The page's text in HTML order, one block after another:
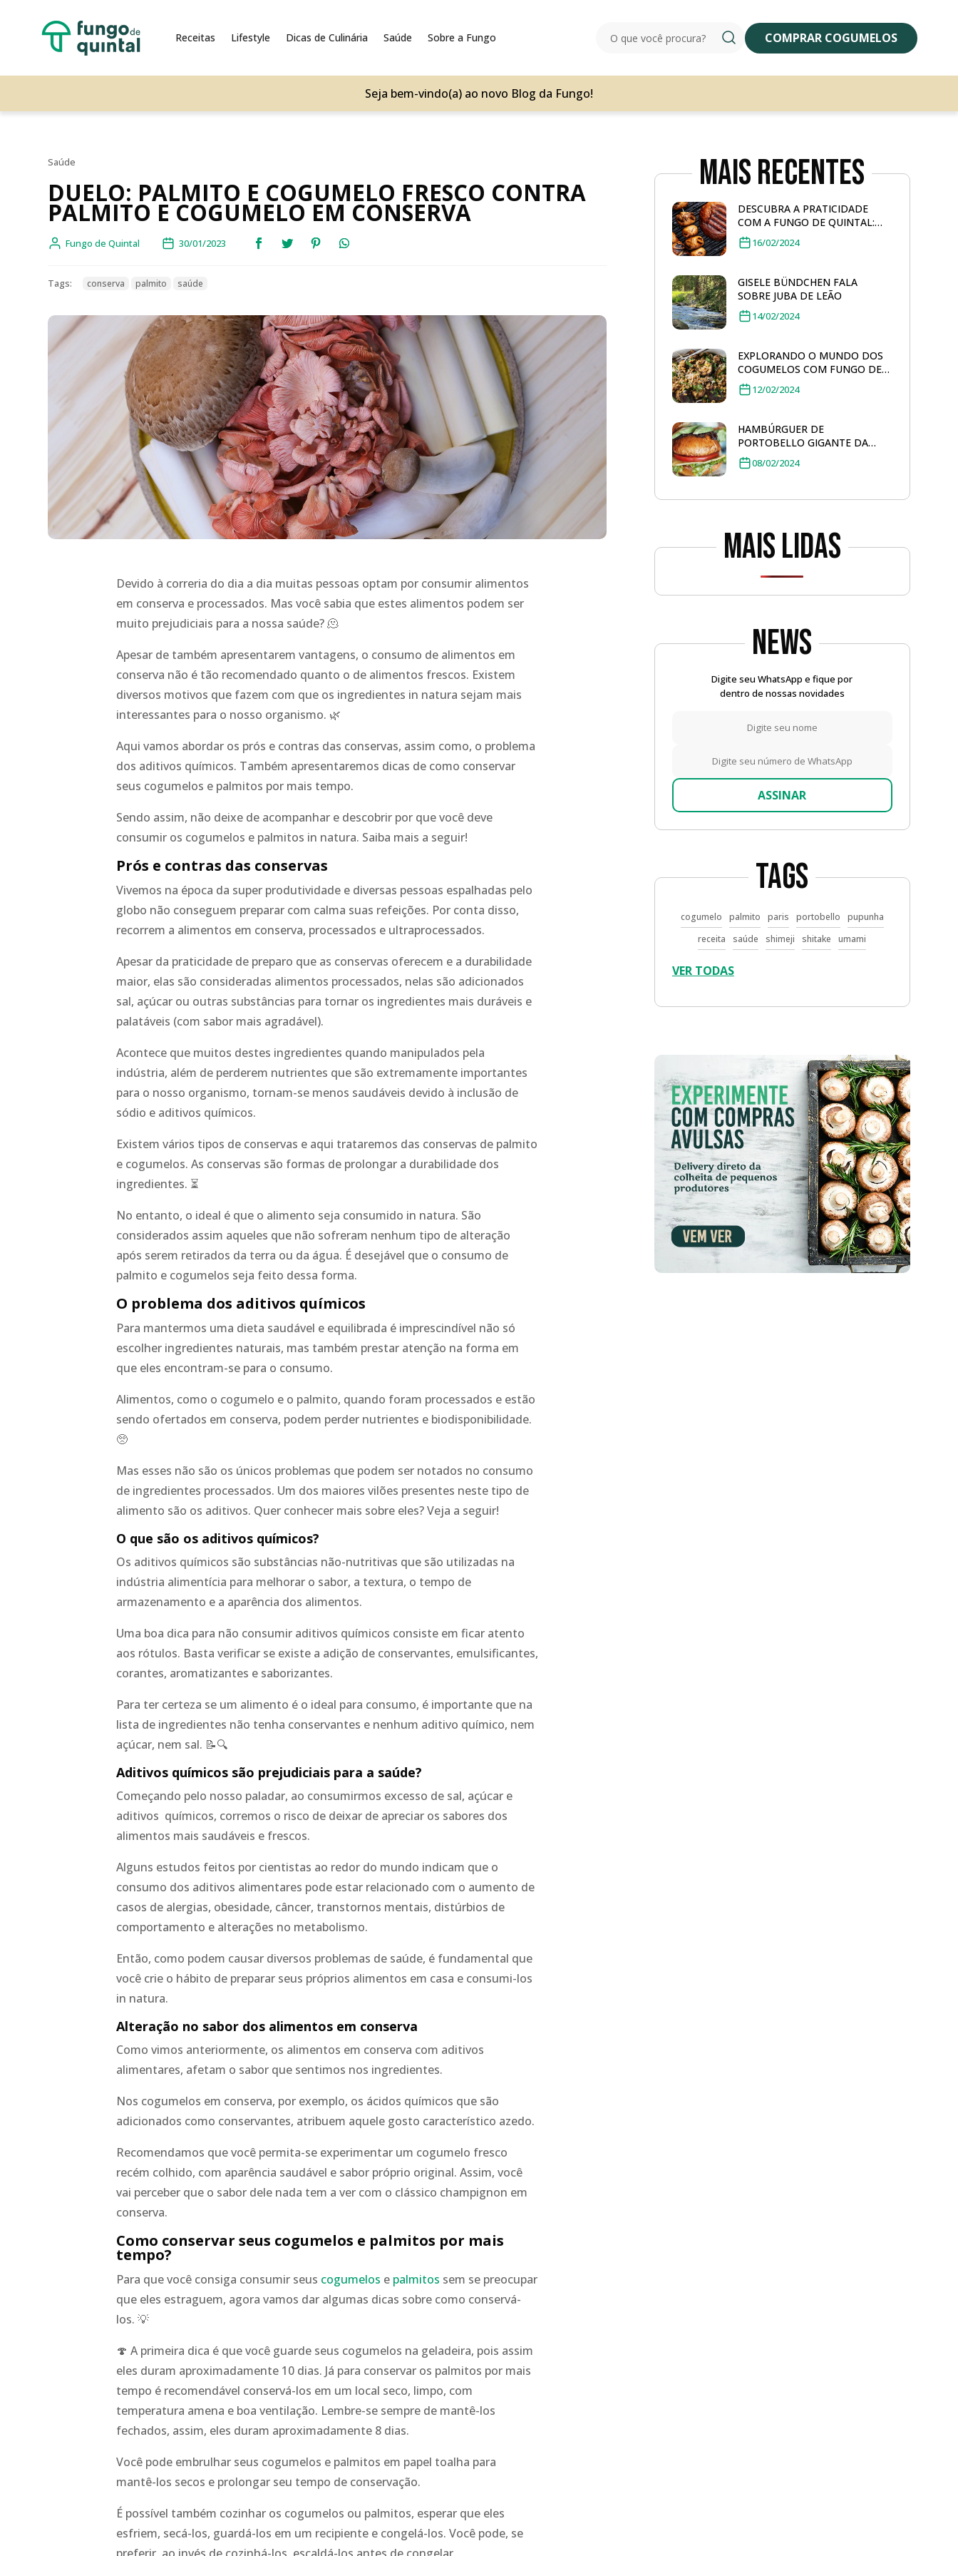
Receitas Lifestyle Dicas de Culinária Saúde Sobre a Fungo COMPRAR COGUMELOS
Seja bem-vindo(a) ao novo Blog da Fungo!
Saúde
DUELO: PALMITO E COGUMELO FRESCO CONTRA
PALMITO E COGUMELO EM CONSERVA
Fungo de Quintal 30/01/2023
Tags: conserva palmito saúde
Devido à correria do dia a dia muitas pessoas optam por consumir alimentos
em conserva e processados. Mas você sabia que estes alimentos podem ser
muito prejudiciais para a nossa saúde? 🫠
Apesar de também apresentarem vantagens, o consumo de alimentos em
conserva não é tão recomendado quanto o de alimentos frescos. Existem
diversos motivos que fazem com que os ingredientes in natura sejam mais
interessantes para o nosso organismo. 🌿
Aqui vamos abordar os prós e contras das conservas, assim como, o problema
dos aditivos químicos. Também apresentaremos dicas de como conservar
seus cogumelos e palmitos por mais tempo.
Sendo assim, não deixe de acompanhar e descobrir por que você deve
consumir os cogumelos e palmitos in natura. Saiba mais a seguir!
Prós e contras das conservas
Vivemos na época da super produtividade e diversas pessoas espalhadas pelo
globo não conseguem preparar com calma suas refeições. Por conta disso,
recorrem a alimentos em conserva, processados e ultraprocessados.
Apesar da praticidade de preparo que as conservas oferecem e a durabilidade
maior, elas são consideradas alimentos processados, nelas são adicionados
sal, açúcar ou outras substâncias para tornar os ingredientes mais duráveis e
palatáveis (com sabor mais agradável).
Acontece que muitos destes ingredientes quando manipulados pela
indústria, além de perderem nutrientes que são extremamente importantes
para o nosso organismo, tornam-se menos saudáveis devido à inclusão de
sódio e aditivos químicos.
Existem vários tipos de conservas e aqui trataremos das conservas de palmito
e cogumelos. As conservas são formas de prolongar a durabilidade dos
ingredientes. ⏳
No entanto, o ideal é que o alimento seja consumido in natura. São
considerados assim aqueles que não sofreram nenhum tipo de alteração
após serem retirados da terra ou da água. É desejável que o consumo de
palmito e cogumelos seja feito dessa forma.
O problema dos aditivos químicos
Para mantermos uma dieta saudável e equilibrada é imprescindível não só
escolher ingredientes naturais, mas também prestar atenção na forma em
que eles encontram-se para o consumo.
Alimentos, como o cogumelo e o palmito, quando foram processados e estão
sendo ofertados em conserva, podem perder nutrientes e biodisponibilidade.
🥺
Mas esses não são os únicos problemas que podem ser notados no consumo
de ingredientes processados. Um dos maiores vilões presentes neste tipo de
alimento são os aditivos. Quer conhecer mais sobre eles? Veja a seguir!
O que são os aditivos químicos?
Os aditivos químicos são substâncias não-nutritivas que são utilizadas na
indústria alimentícia para melhorar o sabor, a textura, o tempo de
armazenamento e a aparência dos alimentos.
Uma boa dica para não consumir aditivos químicos consiste em ficar atento
aos rótulos. Basta verificar se existe a adição de conservantes, emulsificantes,
corantes, aromatizantes e saborizantes.
Para ter certeza se um alimento é o ideal para consumo, é importante que na
lista de ingredientes não tenha conservantes e nenhum aditivo químico, nem
açúcar, nem sal. 📝🔍
Aditivos químicos são prejudiciais para a saúde?
Começando pelo nosso paladar, ao consumirmos excesso de sal, açúcar e
aditivos químicos, corremos o risco de deixar de apreciar os sabores dos
alimentos mais saudáveis e frescos.
Alguns estudos feitos por cientistas ao redor do mundo indicam que o
consumo dos aditivos alimentares pode estar relacionado com o aumento de
casos de alergias, obesidade, câncer, transtornos mentais, distúrbios de
comportamento e alterações no metabolismo.
Então, como podem causar diversos problemas de saúde, é fundamental que
você crie o hábito de preparar seus próprios alimentos em casa e consumi-los
in natura.
Alteração no sabor dos alimentos em conserva
Como vimos anteriormente, os alimentos em conserva com aditivos
alimentares, afetam o sabor que sentimos nos ingredientes.
Nos cogumelos em conserva, por exemplo, os ácidos químicos que são
adicionados como conservantes, atribuem aquele gosto característico azedo.
Recomendamos que você permita-se experimentar um cogumelo fresco
recém colhido, com aparência saudável e sabor próprio original. Assim, você
vai perceber que o sabor dele nada tem a ver com o clássico champignon em
conserva.
Como conservar seus cogumelos e palmitos por mais
tempo?
Para que você consiga consumir seus cogumelos e palmitos sem se preocupar
que eles estraguem, agora vamos dar algumas dicas sobre como conservá-
los. 💡
🍄 A primeira dica é que você guarde seus cogumelos na geladeira, pois assim
eles duram aproximadamente 10 dias. Já para conservar os palmitos por mais
tempo é recomendável conservá-los em um local seco, limpo, com
temperatura amena e boa ventilação. Lembre-se sempre de mantê-los
fechados, assim, eles duram aproximadamente 8 dias.
Você pode embrulhar seus cogumelos e palmitos em papel toalha para
mantê-los secos e prolongar seu tempo de conservação.
É possível também cozinhar os cogumelos ou palmitos, esperar que eles
esfriem, secá-los, guardá-los em um recipiente e congelá-los. Você pode, se
preferir, ao invés de cozinhá-los, escaldá-los antes de congelar.
Mais Recentes
DESCUBRA A PRATICIDADE
COM A FUNGO DE QUINTAL:
COGUMELO PORTOBELLO
GRELHADO
16/02/2024
GISELE BÜNDCHEN FALA
SOBRE JUBA DE LEÃO
14/02/2024
EXPLORANDO O MUNDO DOS
COGUMELOS COM FUNGO DE
QUINTAL: SALADA DE FARRO
TOSTADO
12/02/2024
HAMBÚRGUER DE
PORTOBELLO GIGANTE DA
FUNGO DE QUINTAL
08/02/2024
Mais lidas
News
Digite seu WhatsApp e fique por
dentro de nossas novidades
ASSINAR
Tags
cogumelo palmito paris portobello
pupunha
receita
saúde shimeji shitake umami
VER TODAS